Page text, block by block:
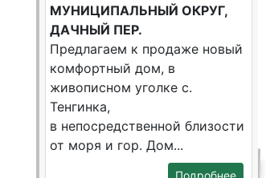
МУНИЦИПАЛЬНЫЙ ОКРУГ,
ДАЧНЫЙ ПЕР.
Предлагаем к продаже новый
комфортный дом, в
живописном уголке с.
Тенгинка,
в непосредственной близости
от моря и гор. Дом...
Подробнее